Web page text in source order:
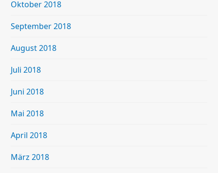
Oktober 2018
September 2018
August 2018
Juli 2018
Juni 2018
Mai 2018
April 2018
März 2018